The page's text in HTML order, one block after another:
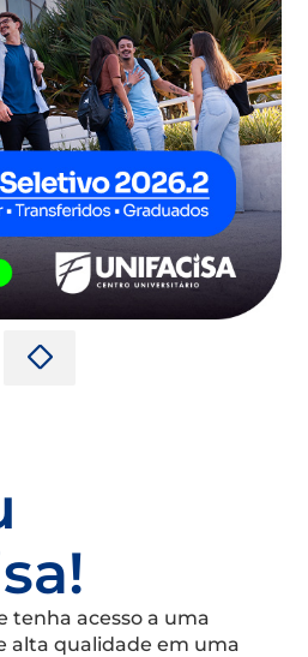
tenha acesso a uma
alta qualidade em uma